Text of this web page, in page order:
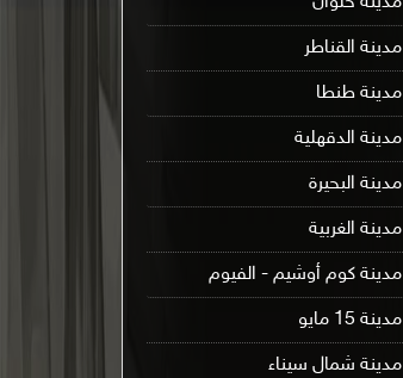
مدينة القناطر
مدينة طنطا
مدينة الدقهلية
مدينة البحيرة
مدينة الغربية
مدينة كوم أوشيم - الفيوم
مدينة 15 مايو
مدينة شمال سيناء